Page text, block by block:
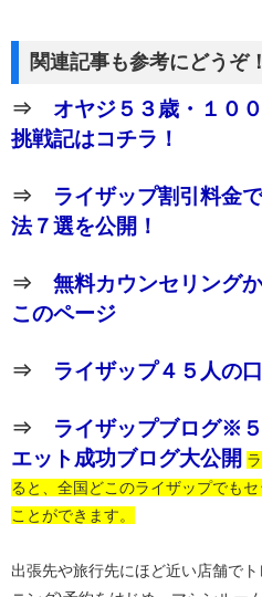
関連記事も参考にどうぞ！
⇒ オヤジ５３歳・１０
挑戦記はコチラ！
⇒ ライザップ割引料金
法７選を公開！
⇒ 無料カウンセリング
このページ
⇒ ライザップ４５人の
⇒ ライザップブログ※
エット成功ブログ大公開
ると、全国どこのライザップでも
ことができます。
出張先や旅行先にほど近い店舗で